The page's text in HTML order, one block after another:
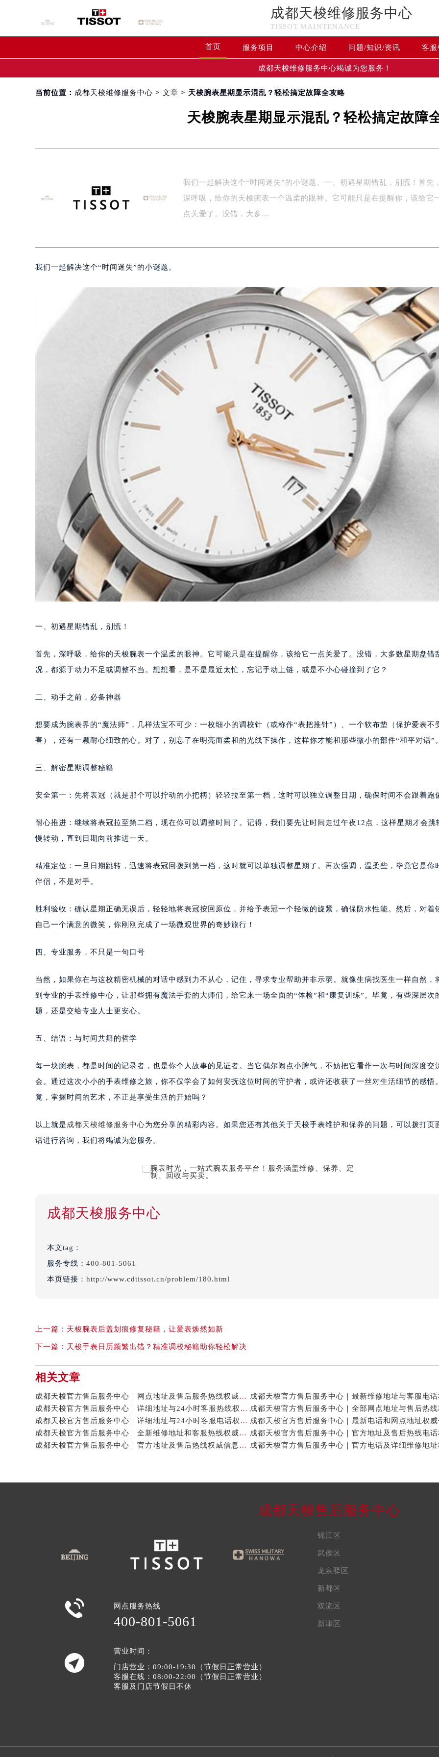
成都天梭维修服务中心
TISSOT MAINTENANCE
首页 服务项目 中心介绍 问题/知识/资讯 客服
成都天梭维修服务中心竭诚为您服务！
当前位置： 成都天梭维修服务中心 > 文章 > 天梭腕表星期显示混乱？轻松搞定故障全攻略
天梭腕表星期显示混乱？轻松搞定故障
我们一起解决这个“时间迷失”的小谜题。一、初遇星期错乱，别慌！首先
深呼吸，给你的天梭腕表一个温柔的眼神。它可能只是在提醒你，该给它
点关爱了。没错，大多…
我们一起解决这个“时间迷失”的小谜题。
一、初遇星期错乱，别慌！
首先，深呼吸，给你的天梭腕表一个温柔的眼神。它可能只是在提醒你，该给它一点关爱了。没错，大多数星期盘错
况，都源于动力不足或调整不当。想想看，是不是最近太忙，忘记手动上链，或是不小心碰撞到了它？
二、动手之前，必备神器
想要成为腕表界的“魔法师”，几样法宝不可少：一枚细小的调校针（或称作“表把推针”）、一个软布垫（保护爱表不
害），还有一颗耐心细致的心。对了，别忘了在明亮而柔和的光线下操作，这样你才能和那些微小的部件“和平对话”
三、解密星期调整秘籍
安全第一：先将表冠（就是那个可以拧动的小把柄）轻轻拉至第一档，这时可以独立调整日期，确保时间不会跟着跑
耐心推进：继续将表冠拉至第二档，现在你可以调整时间了。记得，我们要先让时间走过午夜12点，这样星期才会跳
慢转动，直到日期向前推进一天。
精准定位：一旦日期跳转，迅速将表冠回拨到第一档，这时就可以单独调整星期了。再次强调，温柔些，毕竟它是你
伴侣，不是对手。
胜利验收：确认星期正确无误后，轻轻地将表冠按回原位，并给予表冠一个轻微的旋紧，确保防水性能。然后，对着
自己一个满意的微笑，你刚刚完成了一场微观世界的奇妙旅行！
四、专业服务，不只是一句口号
当然，如果你在与这枚精密机械的对话中感到力不从心，记住，寻求专业帮助并非示弱。就像生病找医生一样自然，
到专业的手表维修中心，让那些拥有魔法手套的大师们，给它来一场全面的“体检”和“康复训练”。毕竟，有些深层次
题，还是交给专业人士更安心。
五、结语：与时间共舞的哲学
每一块腕表，都是时间的记录者，也是你个人故事的见证者。当它偶尔闹点小脾气，不妨把它看作一次与时间深度交
会。通过这次小小的手表维修之旅，你不仅学会了如何安抚这位时间的守护者，或许还收获了一丝对生活细节的感悟
竟，掌握时间的艺术，不正是享受生活的开始吗？
以上就是成都天梭维修服务中心为您分享的精彩内容。如果您还有其他关于天梭手表维护和保养的问题，可以拨打页
话进行咨询，我们将竭诚为您服务。
成都天梭服务中心
本文tag：
服务专线： 400-801-5061
本页链接： http://www.cdtissot.cn/problem/180.html
上一篇： 天梭腕表后盖划痕修复秘籍，让爱表焕然如新
下一篇： 天梭手表日历频繁出错？精准调校秘籍助你轻松解决
相关文章
成都天梭官方售后服务中心｜网点地址及售后服务热线权威信息公示（2026年7月最新）
成都天梭官方售后服务中心｜详细地址与24小时客服热线权威信息公示（2026年7月最新）
成都天梭官方售后服务中心｜详细地址与24小时客服电话权威信息公示（2026年7月最新）
成都天梭官方售后服务中心｜全新维修地址和客服热线权威信息公示（2026年7月最新）
成都天梭官方售后服务中心｜官方地址及售后热线权威信息公示（2026年7月最新）
成都天梭售后服务中心
 网点服务热线
400-801-5061

营业时间：
门店营业：09:00-19:30（节假日正常营业）
客服在线：08:00-22:00（节假日正常营业）
客服及门店节假日不休
锦江区
武侯区
龙泉驿区
新都区
双流区
新津区